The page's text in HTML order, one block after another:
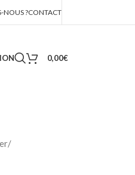
NOUS ?CONTACT
0,00€
/